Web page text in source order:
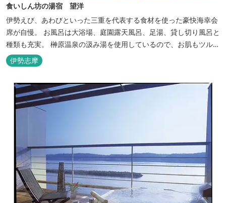
食いしん坊の湯宿 望洋
伊勢えび、あわびといった三重を代表する食材を使った豪快海幸会
席が自慢。 お風呂は大浴場、庭園露天風呂、足湯、貸し切り風呂と
種類も充実。 榊原温泉の汲み湯を使用しているので、お肌もツルツ
ルに。
伊勢志摩